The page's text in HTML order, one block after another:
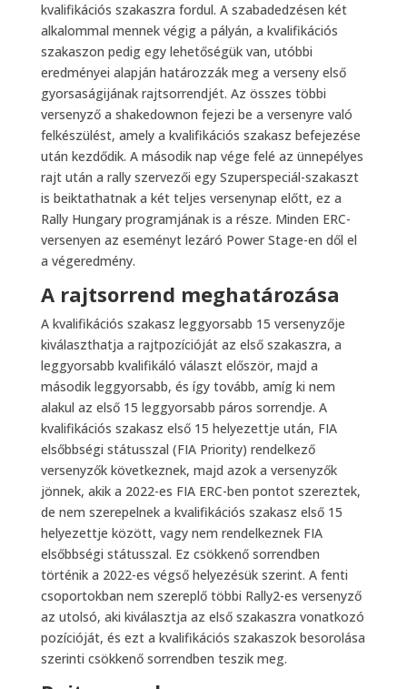
kvalifikációs szakaszra fordul. A szabadedzésen két
alkalommal mennek végig a pályán, a kvalifikációs
szakaszon pedig egy lehetőségük van, utóbbi
eredményei alapján határozzák meg a verseny első
gyorsaságijának rajtsorrendjét. Az összes többi
versenyző a shakedownon fejezi be a versenyre való
felkészülést, amely a kvalifikációs szakasz befejezése
után kezdődik. A második nap vége felé az ünnepélyes
rajt után a rally szervezői egy Szuperspeciál-szakaszt
is beiktathatnak a két teljes versenynap előtt, ez a
Rally Hungary programjának is a része. Minden ERC-
versenyen az eseményt lezáró Power Stage-en dől el
a végeredmény.
A rajtsorrend meghatározása
A kvalifikációs szakasz leggyorsabb 15 versenyzője
kiválaszthatja a rajtpozícióját az első szakaszra, a
leggyorsabb kvalifikáló választ először, majd a
második leggyorsabb, és így tovább, amíg ki nem
alakul az első 15 leggyorsabb páros sorrendje. A
kvalifikációs szakasz első 15 helyezettje után, FIA
elsőbbségi státusszal (FIA Priority) rendelkező
versenyzők következnek, majd azok a versenyzők
jönnek, akik a 2022-es FIA ERC-ben pontot szereztek,
de nem szerepelnek a kvalifikációs szakasz első 15
helyezettje között, vagy nem rendelkeznek FIA
elsőbbségi státusszal. Ez csökkenő sorrendben
történik a 2022-es végső helyezésük szerint. A fenti
csoportokban nem szereplő többi Rally2-es versenyző
az utolsó, aki kiválasztja az első szakaszra vonatkozó
pozícióját, és ezt a kvalifikációs szakaszok besorolása
szerinti csökkenő sorrendben teszik meg.